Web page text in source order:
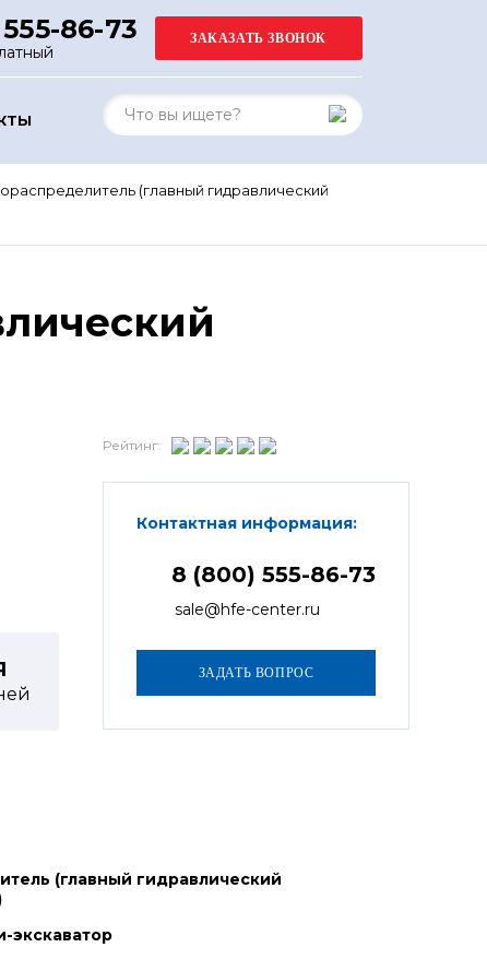
86-73
(главный гидравлический
Рейтинг:
Контактная информация:
8 (800) 555-86-73
sale@hfe-center.ru
(главный гидравлический
экскаватор